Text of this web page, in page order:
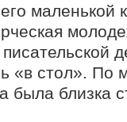
маленькой
«в стол». По
была близка